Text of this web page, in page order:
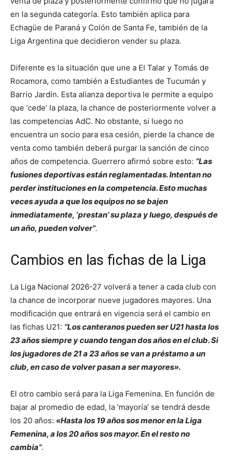
en la segunda categoría. Esto también aplica para
Echagüe de Paraná y Colón de Santa Fe, también de la
Liga Argentina que decidieron vender su plaza.
Diferente es la situación que une a El Talar y Tomás de
Rocamora, como también a Estudiantes de Tucumán y
Barrio Jardín. Esta alianza deportiva le permite a equipo
que ‘cede’ la plaza, la chance de posteriormente volver a
las competencias AdC. No obstante, si luego no
encuentra un socio para esa cesión, pierde la chance de
venta como también deberá purgar la sanción de cinco
años de competencia. Guerrero afirmó sobre esto: “Las
fusiones deportivas están reglamentadas. Intentan no
perder instituciones en la competencia. Esto muchas
veces ayuda a que los equipos no se bajen
inmediatamente, ‘prestan’ su plaza y luego, después de
un año, pueden volver”.
Cambios en las fichas de la Liga
La Liga Nacional 2026-27 volverá a tener a cada club con
la chance de incorporar nueve jugadores mayores. Una
modificación que entrará en vigencia será el cambio en
las fichas U21: “Los canteranos pueden ser U21 hasta los
23 años siempre y cuando tengan dos años en el club. Si
los jugadores de 21 a 23 años se van a préstamo a un
club, en caso de volver pasan a ser mayores».
El otro cambio será para la Liga Femenina. En función de
bajar al promedio de edad, la ‘mayoría’ se tendrá desde
los 20 años: «Hasta los 19 años sos menor en la Liga
Femenina, a los 20 años sos mayor. En el resto no
cambia”.